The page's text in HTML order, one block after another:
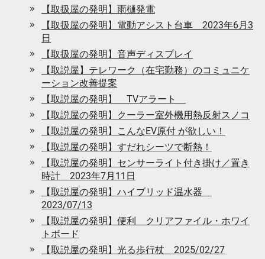
【取扱屋の発明】雨樋発電
【取扱屋の発明】電動アシスト台車 2023年6月3
日
【取扱屋の発明】音声ディスプレイ
【取説屋】テレワーク（在宅勤務）のコミュニケ
ーション改善提案
【取説屋の発明】 TVアラート
【取説屋の発明】クーラー室外機用熱反射スノコ
【取説屋の発明】こんなEV原付 が欲しい！
【取説屋の発明】すだれシーツで断熱！
【取説屋の発明】センサーライト付き掛け／置き
時計 2023年7月11日
【取説屋の発明】ハイブリッド温水器
2023/07/13
【取説屋の発明】便利 クリアファイル・ホワイ
トボード
【取説屋の発明】光る歩行杖 2025/02/27